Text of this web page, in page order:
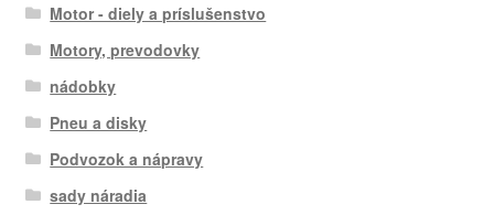
Motor - diely a príslušenstvo
Motory, prevodovky
nádobky
Pneu a disky
Podvozok a nápravy
sady náradia